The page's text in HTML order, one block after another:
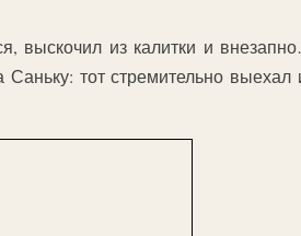
из калитки и
тот стремительно